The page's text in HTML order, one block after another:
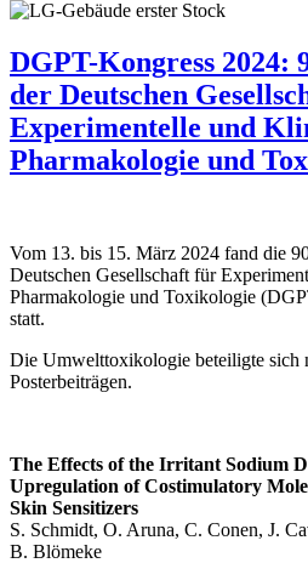
DGPT-Kongress 2024:
der Deutschen
Experimentelle und
Pharmakologie und
Vom 13. bis 15. März 2024 fand die
Deutschen Gesellschaft für
Pharmakologie und Toxikologie
statt.
Die Umwelttoxikologie beteiligte sich
Posterbeiträgen.
The Effects of the Irritant Sodium
Upregulation of Costimulatory
Skin Sensitizers
S. Schmidt, O. Aruna, C. Conen, J.
B. Blömeke